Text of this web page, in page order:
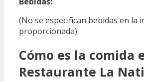
(No se especifican bebidas en la
proporcionada)
Cómo es la comida
Restaurante La Nati